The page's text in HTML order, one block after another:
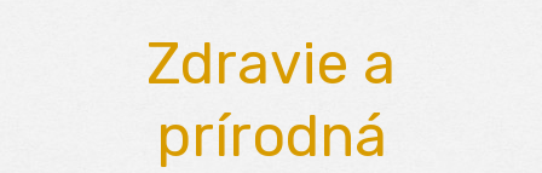
Zdravie a
prírodná